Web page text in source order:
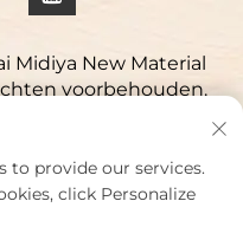
Midiya New Material
voorbehouden.
op
98 Lianfu Road, Jiuting
to provide our services.
click Personalize